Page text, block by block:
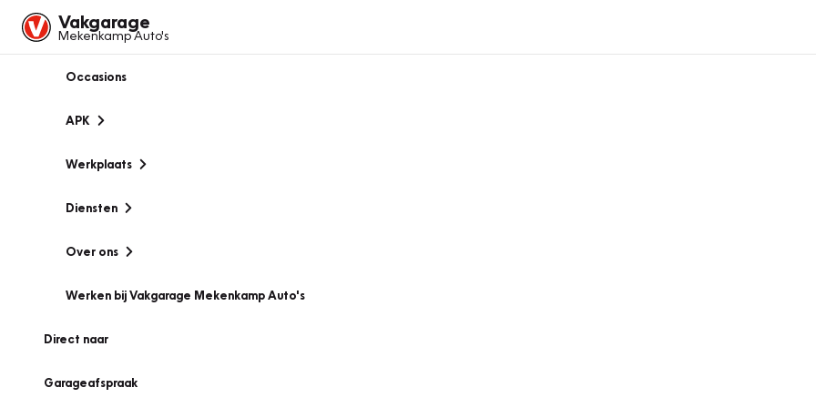
Vakgarage
Mekenkamp Auto's
Occasions
APK
Werkplaats
Diensten
Over ons
Werken bij Vakgarage Mekenkamp Auto's
Direct naar
Garageafspraak